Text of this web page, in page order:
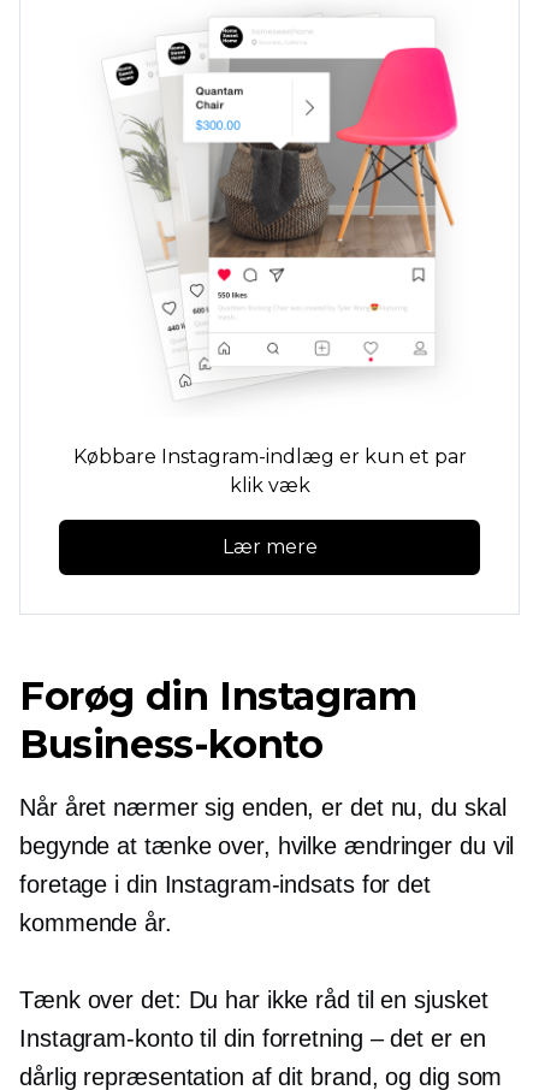
Købbare Instagram-indlæg er kun et par
klik væk
Lær mere
Forøg din Instagram
Business-konto
Når året nærmer sig enden, er det nu, du skal
begynde at tænke over, hvilke ændringer du vil
foretage i din Instagram-indsats for det
kommende år.
Tænk over det: Du har ikke råd til en sjusket
Instagram-konto til din forretning – det eren
dårlig repræsentation af dit brand, og dig som